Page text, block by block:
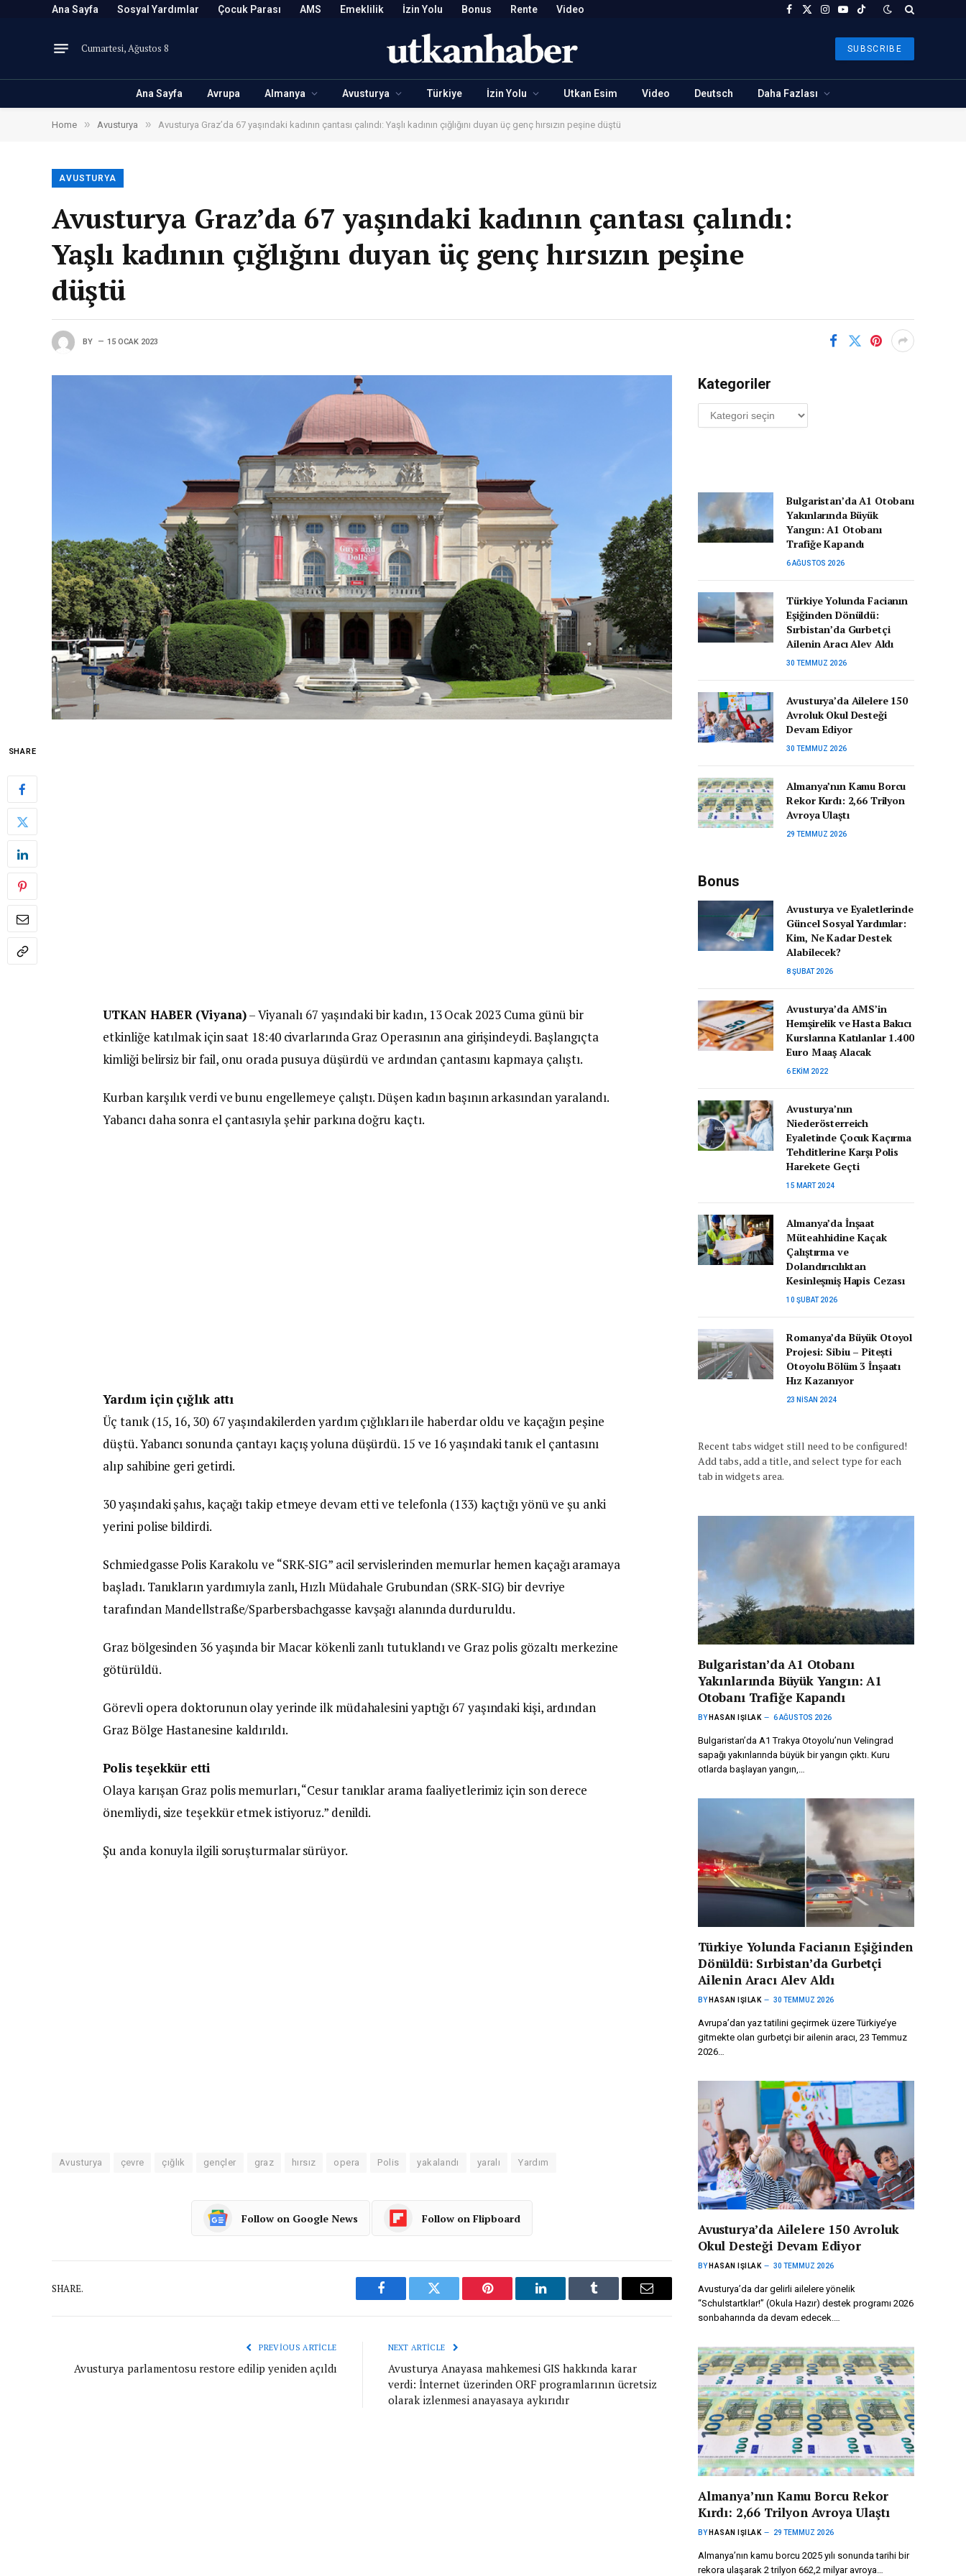
Ana Sayfa Sosyal Yardımlar Çocuk Parası AMS Emeklilik İzin Yolu Bonus Rente Video Facebook
X
Instagram
YouTubeTikTok
Cumartesi, Ağustos 8 SUBSCRIBE
Ana Sayfa Avrupa Almanya Avusturya Türkiye İzin Yolu Utkan Esim Video Deutsch Daha Fazlası
Home » Avusturya » Avusturya Graz’da 67 yaşındaki kadının çantası çalındı: Yaşlı kadının çığlığını duyan üç genç hırsızın peşine düştü
AVUSTURYA
Avusturya Graz’da 67 yaşındaki kadının çantası çalındı:
Yaşlı kadının çığlığını duyan üç genç hırsızın peşine
düştü
BY 15 OCAK 2023
SHARE
UTKAN HABER (Viyana)– Viyanalı 67 yaşındaki bir kadın, 13 Ocak 2023 Cuma günü bir
etkinliğe katılmak için saat 18:40 civarlarında Graz Operasının ana girişindeydi. Başlangıçta
kimliği belirsiz bir fail, onu orada pusuya düşürdü ve ardından çantasını kapmaya çalıştı.
Kurban karşılık verdi ve bunu engellemeye çalıştı. Düşen kadın başının arkasından yaralandı.
Yabancı daha sonra el çantasıyla şehir parkına doğru kaçtı.
Yardım için çığlık attı
Üç tanık (15, 16, 30) 67 yaşındakilerden yardım çığlıkları ile haberdar oldu ve kaçağın peşine
düştü. Yabancı sonunda çantayı kaçış yoluna düşürdü. 15 ve 16 yaşındaki tanık el çantasını
alıp sahibine geri getirdi.
30 yaşındaki şahıs, kaçağı takip etmeye devam etti ve telefonla (133) kaçtığı yönü ve şu anki
yerini polise bildirdi.
Schmiedgasse Polis Karakolu ve “SRK-SIG” acil servislerinden memurlar hemen kaçağı aramaya
başladı. Tanıkların yardımıyla zanlı, Hızlı Müdahale Grubundan (SRK-SIG) bir devriye
tarafından Mandellstraße/Sparbersbachgasse kavşağı alanında durduruldu.
Graz bölgesinden 36 yaşında bir Macar kökenli zanlı tutuklandı ve Graz polis gözaltı merkezine
götürüldü.
Görevli opera doktorunun olay yerinde ilk müdahalesini yaptığı 67 yaşındaki kişi, ardından
Graz Bölge Hastanesine kaldırıldı.
Polis teşekkür etti
Olaya karışan Graz polis memurları, “Cesur tanıklar arama faaliyetlerimiz için son derece
önemliydi, size teşekkür etmek istiyoruz.” denildi.
Şu anda konuyla ilgili soruşturmalar sürüyor.
Avusturya çevre çığlık gençler graz hırsız opera Polis yakalandı yaralı Yardım
Follow on Google News Follow on Flipboard
SHARE.
Facebook Twitter Pinterest LinkedIn Tumblr Email
PREVIOUS ARTICLE
Avusturya parlamentosu restore edilip yeniden açıldı
NEXT ARTICLE
Avusturya Anayasa mahkemesi GIS hakkında karar
verdi: İnternet üzerinden ORF programlarının ücretsiz
olarak izlenmesi anayasaya aykırıdır
Kategoriler
Kategoriler
Bulgaristan’da A1 Otobanı
Yakınlarında Büyük
Yangın: A1 Otobanı
Trafiğe Kapandı
6 AĞUSTOS 2026
Türkiye Yolunda Facianın
Eşiğinden Dönüldü:
Sırbistan’da Gurbetçi
Ailenin Aracı Alev Aldı
30 TEMMUZ 2026
Avusturya’da Ailelere 150
Avroluk Okul Desteği
Devam Ediyor
30 TEMMUZ 2026
Almanya’nın Kamu Borcu
Rekor Kırdı: 2,66 Trilyon
Avroya Ulaştı
29 TEMMUZ 2026
Bonus
Avusturya ve Eyaletlerinde
Güncel Sosyal Yardımlar:
Kim, Ne Kadar Destek
Alabilecek?
8 ŞUBAT 2026
Avusturya’da AMS’in
Hemşirelik ve Hasta Bakıcı
Kurslarına Katılanlar 1.400
Euro Maaş Alacak
6 EKIM 2022
Avusturya’nın
Niederösterreich
Eyaletinde Çocuk Kaçırma
Tehditlerine Karşı Polis
Harekete Geçti
15 MART 2024
Almanya’da İnşaat
Müteahhidine Kaçak
Çalıştırma ve
Dolandırıcılıktan
Kesinleşmiş Hapis Cezası
10 ŞUBAT 2026
Romanya’da Büyük Otoyol
Projesi: Sibiu – Pitești
Otoyolu Bölüm 3 İnşaatı
Hız Kazanıyor
23 NISAN 2024
Recent tabs widget still need to be configured!
Add tabs, add a title, and select type for each
tab in widgets area.
Bulgaristan’da A1 Otobanı
Yakınlarında Büyük Yangın: A1
Otobanı Trafiğe Kapandı
BY HASAN IŞILAK 6 AĞUSTOS 2026
Bulgaristan’da A1 Trakya Otoyolu’nun Velingrad
sapağı yakınlarında büyük bir yangın çıktı. Kuru
otlarda başlayan yangın,…
Türkiye Yolunda Facianın Eşiğinden
Dönüldü: Sırbistan’da Gurbetçi
Ailenin Aracı Alev Aldı
BY HASAN IŞILAK 30 TEMMUZ 2026
Avrupa’dan yaz tatilini geçirmek üzere Türkiye’ye
gitmekte olan gurbetçi bir ailenin aracı, 23 Temmuz
2026…
Avusturya’da Ailelere 150 Avroluk
Okul Desteği Devam Ediyor
BY HASAN IŞILAK 30 TEMMUZ 2026
Avusturya’da dar gelirli ailelere yönelik
“Schulstartklar!” (Okula Hazır) destek programı 2026
sonbaharında da devam edecek.…
Almanya’nın Kamu Borcu Rekor
Kırdı: 2,66 Trilyon Avroya Ulaştı
BY HASAN IŞILAK 29 TEMMUZ 2026
Almanya’nın kamu borcu 2025 yılı sonunda tarihi bir
rekora ulaşarak 2 trilyon 662,2 milyar avroya…